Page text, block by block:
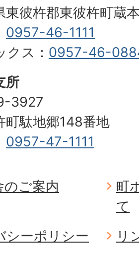
東彼杵郡東彼杵町蔵
0957-46-1111
クス： 0957-46-
所
3927
町駄地郷148番地
0957-47-1111
のご案内
町
て
シーポリシー
リ